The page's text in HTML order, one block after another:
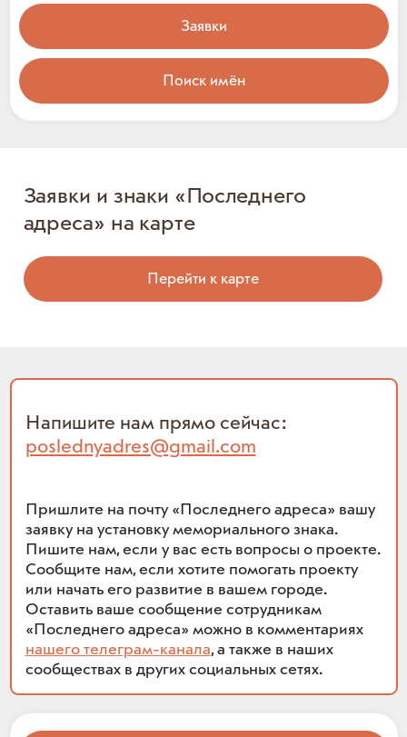
Заявки
Поиск имён
Заявки и знаки «Последнего
адреса» на карте
Перейти к карте
Напишите нам прямо сейчас:
poslednyadres@gmail.com
Пришлите на почту «Последнего адреса» вашу
заявку на установку мемориального знака.
Пишите нам, если у вас есть вопросы о проекте.
Сообщите нам, если хотите помогать проекту
или начать его развитие в вашем городе.
Оставить ваше сообщение сотрудникам
«Последнего адреса» можно в комментариях
нашего телеграм-канала, а также в наших
сообществах в других социальных сетях.